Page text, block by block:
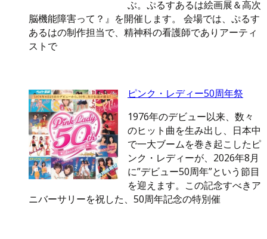
ぶ。ぷるすあるは絵画展＆高次
脳機能障害って？』を開催します。 会場では、ぷるす
あるはの制作担当で、精神科の看護師でありアーティ
ストで
ピンク・レディー50周年祭
1976年のデビュー以来、数々
のヒット曲を生み出し、日本中
で一大ブームを巻き起こしたピ
ンク・レディーが、2026年8月
に”デビュー50周年”という節目
を迎えます。この記念すべきア
ニバーサリーを祝した、50周年記念の特別催